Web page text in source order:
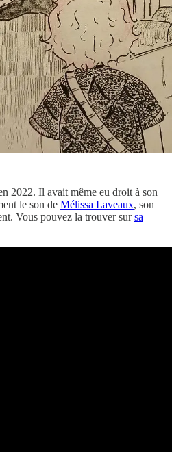
2022. Il avait même eu droit à son
le son de Mélissa Laveaux, son
Vous pouvez la trouver sursa